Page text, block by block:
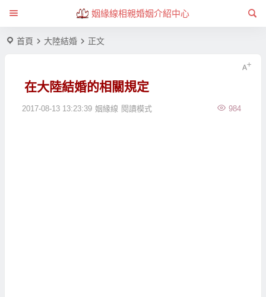
姻緣線相親婚姻介紹中心
首頁 大陸結婚 正文
在大陸結婚的相關規定
2017-08-13 13:23:39 姻緣線 984
閱讀模式